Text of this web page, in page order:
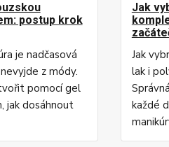
postup krok
je nadčasová
z módy.
pomocí gel
jak dosáhnout
Jak
Jak
lak i
každé